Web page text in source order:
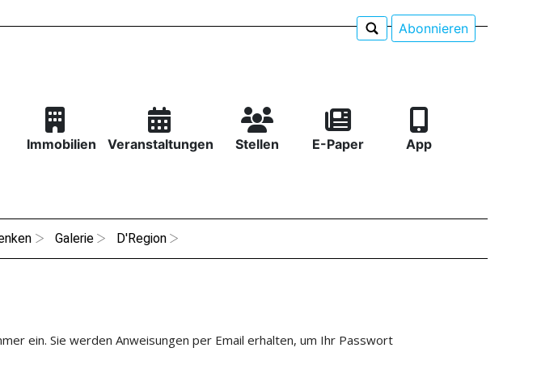
Abonnieren
Immobilien Veranstaltungen Stellen E-Paper App
Galerie D'Region